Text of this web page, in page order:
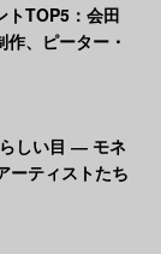
トTOP5：会田
、ピーター・
しい目 ― モネ
ーティストたち